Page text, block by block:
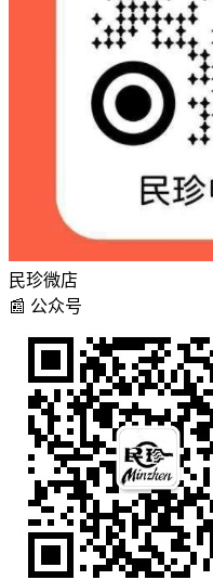
民珍微店
📰 公众号